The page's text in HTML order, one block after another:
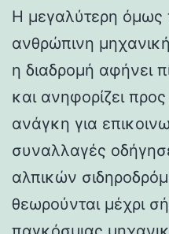
Η μεγαλύτερη όμως
ανθρώπινη
η διαδρομή αφήνει
και ανηφορίζει
ανάγκη για
συναλλαγές
αλπικών
θεωρούνται μέχρι